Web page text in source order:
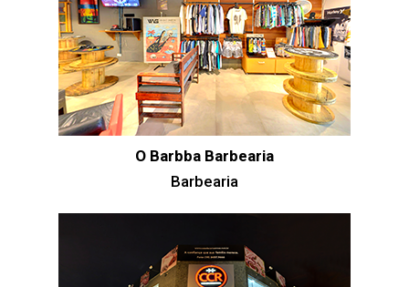
O Barbba Barbearia
Barbearia